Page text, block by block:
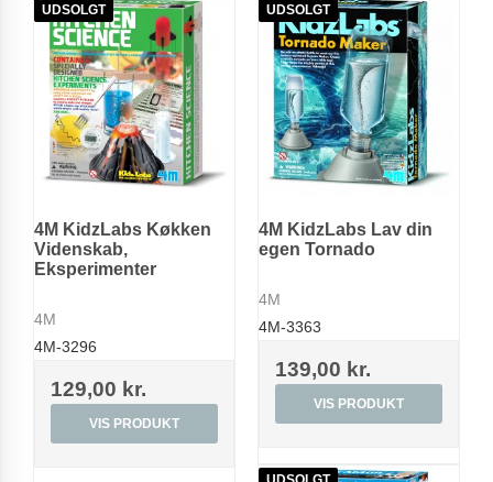
UDSOLGT
4M KidzLabs Køkken
Videnskab,
Eksperimenter
4M
4M-3296
129,00 kr.
VIS PRODUKT
UDSOLGT
4M KidzLabs Lav din
egen Tornado
4M
4M-3363
139,00 kr.
VIS PRODUKT